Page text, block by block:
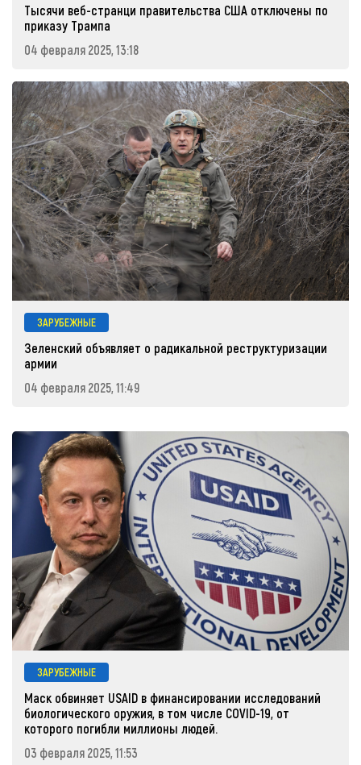
Тысячи веб-странци правительства США отключены по
приказу Трампа
04 февраля 2025, 13:18
ЗАРУБЕЖНЫЕ
Зеленский объявляет о радикальной реструктуризации
армии
04 февраля 2025, 11:49
ЗАРУБЕЖНЫЕ
Маск обвиняет USAID в финансировании исследований
биологического оружия, в том числе COVID-19, от
которого погибли миллионы людей.
03 февраля 2025, 11:53